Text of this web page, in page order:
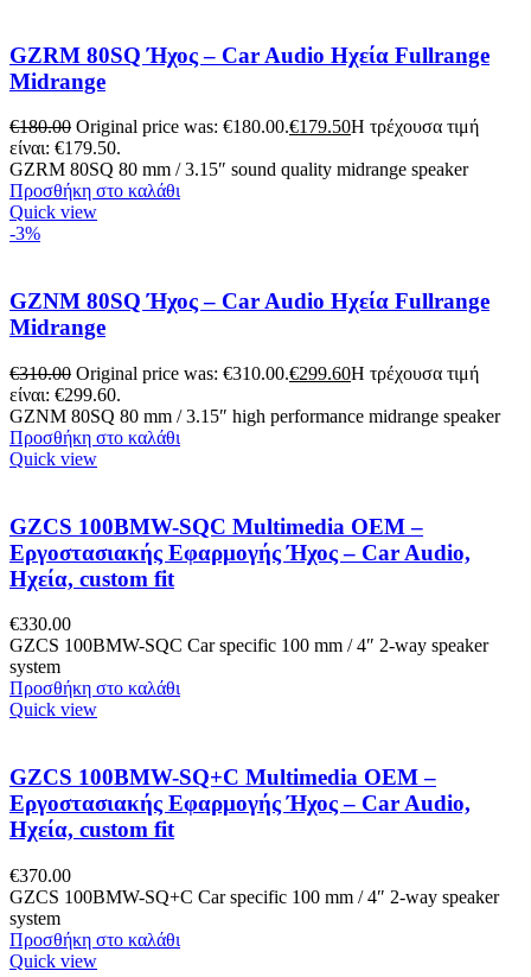
GZRM 80SQ Ήχος – Car Audio Ηχεία Fullrange
Midrange
€180.00 Original price was: €180.00.€179.50Η τρέχουσα τιμή
είναι: €179.50.
GZRM 80SQ 80 mm / 3.15″ sound quality midrange speaker
Προσθήκη στο καλάθι
Quick view
-3%
GZNM 80SQ Ήχος – Car Audio Ηχεία Fullrange
Midrange
€310.00 Original price was: €310.00.€299.60Η τρέχουσα τιμή
είναι: €299.60.
GZNM 80SQ 80 mm / 3.15″ high performance midrange speaker
Προσθήκη στο καλάθι
Quick view
GZCS 100BMW-SQC Multimedia OEM –
Εργοστασιακής Εφαρμογής Ήχος – Car Audio,
Ηχεία, custom fit
€330.00
GZCS 100BMW-SQC Car specific 100 mm / 4″ 2-way speaker
system
Προσθήκη στο καλάθι
Quick view
GZCS 100BMW-SQ+C Multimedia OEM –
Εργοστασιακής Εφαρμογής Ήχος – Car Audio,
Ηχεία, custom fit
€370.00
GZCS 100BMW-SQ+C Car specific 100 mm / 4″ 2-way speaker
system
Προσθήκη στο καλάθι
Quick view